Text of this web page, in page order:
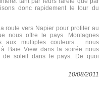
donc rapidement le tour du
route vers Napier pour profiter au
nous offre le pays. Montagnes
aux multiples couleurs… nous
à Baie View dans la soirée nous
de soleil dans le pays. De quoi
10/08/2011